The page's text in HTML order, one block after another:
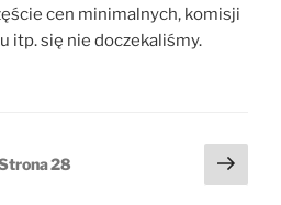
cen minimalnych, komisji
itp. się nie doczekaliśmy.
28